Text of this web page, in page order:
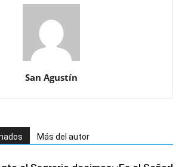
San Agustín
Más del autor